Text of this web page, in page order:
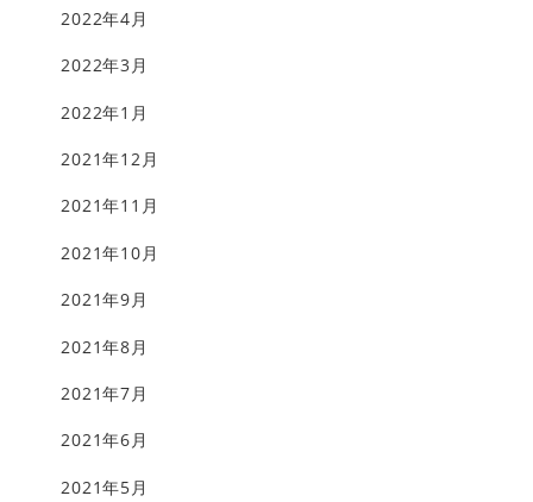
2022年4月
2022年3月
2022年1月
2021年12月
2021年11月
2021年10月
2021年9月
2021年8月
2021年7月
2021年6月
2021年5月